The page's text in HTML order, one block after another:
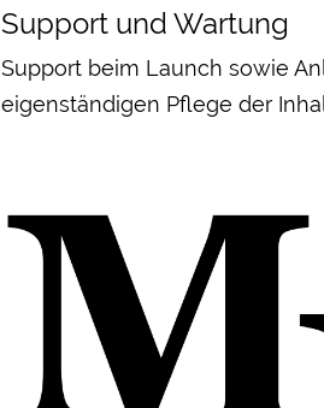
Support und Wartung
Support beim Launch sowie
eigenständigen Pflege der